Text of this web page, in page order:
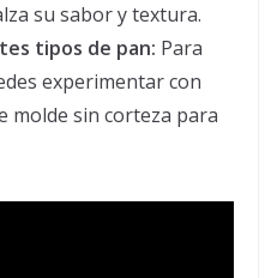
su sabor y textura.
tipos de pan: Para
experimentar con
molde sin corteza para